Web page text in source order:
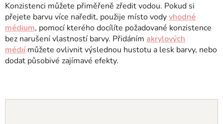
Konzistenci můžete přiměřeně zředit vodou. Pokud si
přejete barvu více naředit, použije místo vodyvhodné
médium, pomocí kterého docílíte požadované konzistence
bez narušení vlastností barvy. Přidáním akrylových
médií můžete ovlivnit výslednou hustotu a lesk barvy, nebo
dodat působivé zajímavé efekty.